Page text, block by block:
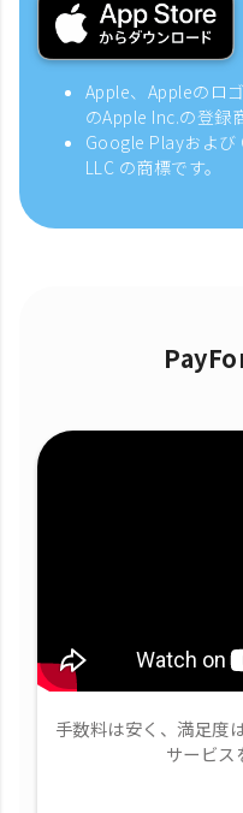
Apple、Appleのロ
のApple Inc.の登録
Google Playおよ
LLC の商標です。
手数料は安く、満足度
サービス